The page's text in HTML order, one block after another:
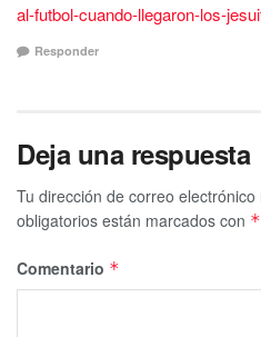
al-futbol-cuando-llegaron-los-
Responder
Deja una respuesta
Tu dirección de correo
obligatorios están marcados con *
Comentario *